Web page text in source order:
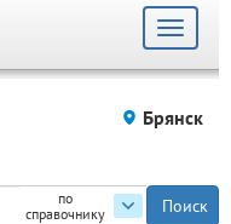
Toggle
Брянск
по
справочнику